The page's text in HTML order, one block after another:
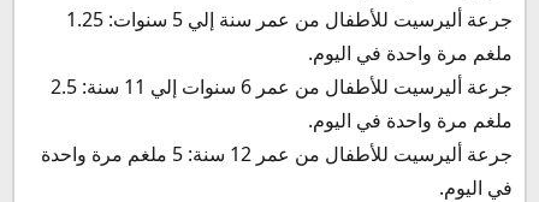
جرعة أليرسيت للأطفال من عمر سنة إلي 5 سنوات: 1.25
ملغم مرة واحدة في اليوم.
جرعة أليرسيت للأطفال من عمر 6 سنوات إلي 11 سنة: 2.5
ملغم مرة واحدة في اليوم.
جرعة أليرسيت للأطفال من عمر 12 سنة: 5 ملغم مرة واحدة
في اليوم.